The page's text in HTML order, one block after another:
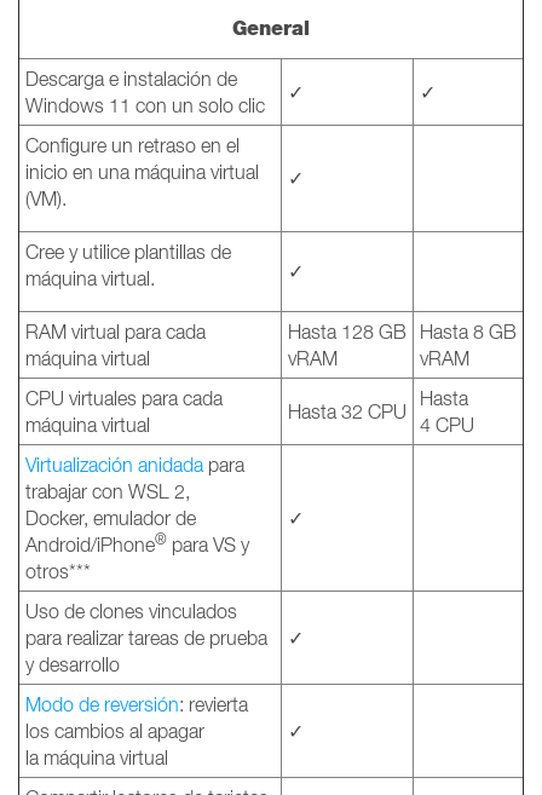
General
Descarga e instalación de
Windows 11 con un solo clic
✓ ✓
Configure un retraso en el
inicio en una máquina virtual
(VM).
✓
Cree y utilice plantillas de
máquina virtual.
✓
RAM virtual para cada
máquina virtual
Hasta 128 GB
vRAM
Hasta 8 GB
vRAM
CPU virtuales para cada
máquina virtual
Hasta 32 CPU
Hasta
4 CPU
Virtualización anidada para
trabajar con WSL 2,
Docker, emulador de
Android/iPhone® para VS y
otros***
✓
Uso de clones vinculados
para realizar tareas de prueba
y desarrollo
✓
Modo de reversión: revierta
los cambios al apagar
la máquina virtual
✓